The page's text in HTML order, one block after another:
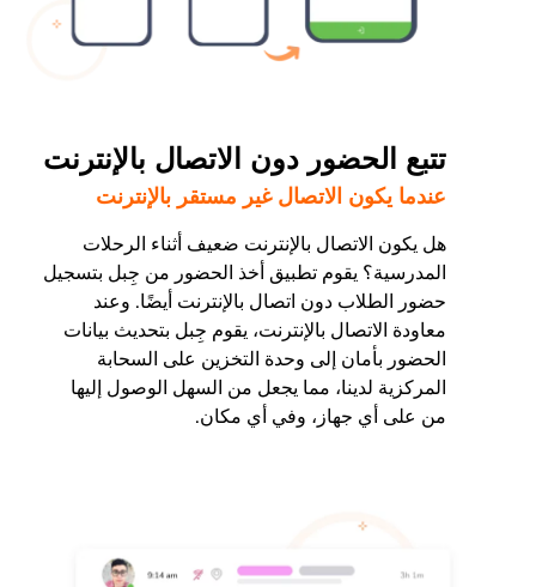
تتبع الحضور دون الاتصال بالإنترنت
عندما يكون الاتصال غير مستقر بالإنترنت
هل يكون الاتصال بالإنترنت ضعيف أثناء الرحلات
المدرسية؟ يقوم تطبيق أخذ الحضور من جِبل بتسجيل
حضور الطلاب دون اتصال بالإنترنت أيضًا. وعند
معاودة الاتصال بالإنترنت، يقوم جِبل بتحديث بيانات
الحضور بأمان إلى وحدة التخزين على السحابة
المركزية لدينا، مما يجعل من السهل الوصول إليها
من على أي جهاز، وفي أي مكان.